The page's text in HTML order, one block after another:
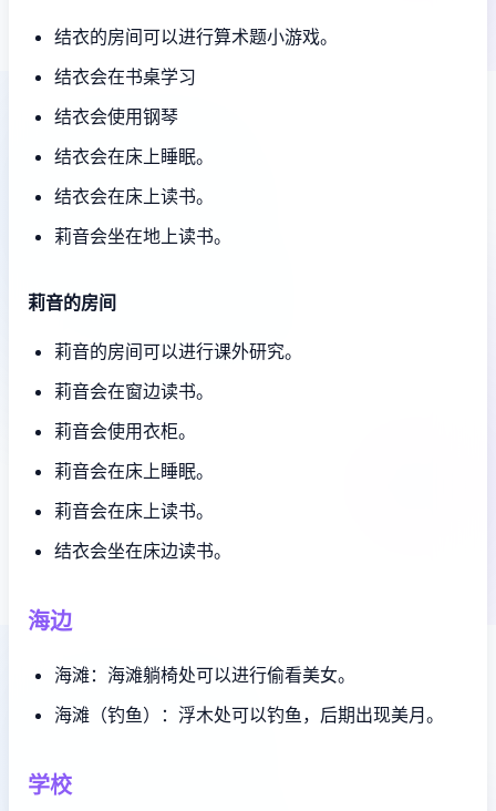
结衣的房间可以进行算术题小游戏。
结衣会在书桌学习
结衣会使用钢琴
结衣会在床上睡眠。
结衣会在床上读书。
莉音会坐在地上读书。
莉音的房间
莉音的房间可以进行课外研究。
莉音会在窗边读书。
莉音会使用衣柜。
莉音会在床上睡眠。
莉音会在床上读书。
结衣会坐在床边读书。
海边
海滩：海滩躺椅处可以进行偷看美女。
海滩（钓鱼）：浮木处可以钓鱼，后期出现美月。
学校